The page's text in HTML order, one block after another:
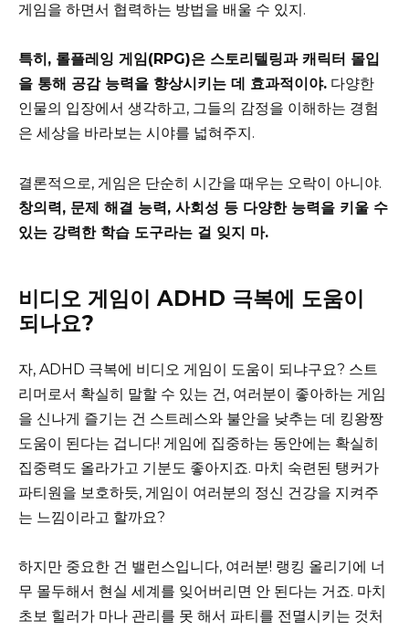
게임을 하면서 협력하는 방법을 배울 수 있지.
특히, 롤플레잉 게임(RPG)은 스토리텔링과 캐릭터 몰입
을 통해 공감 능력을 향상시키는 데 효과적이야. 다양한
인물의 입장에서 생각하고, 그들의 감정을 이해하는 경험
은 세상을 바라보는 시야를 넓혀주지.
결론적으로, 게임은 단순히 시간을 때우는 오락이 아니야.
창의력, 문제 해결 능력, 사회성 등 다양한 능력을 키울 수
있는 강력한 학습 도구라는 걸 잊지 마.
비디오 게임이 ADHD 극복에 도움이
되나요?
자, ADHD 극복에 비디오 게임이 도움이 되냐구요? 스트
리머로서 확실히 말할 수 있는 건, 여러분이 좋아하는 게임
을 신나게 즐기는 건 스트레스와 불안을 낮추는 데 킹왕짱
도움이 된다는 겁니다! 게임에 집중하는 동안에는 확실히
집중력도 올라가고 기분도 좋아지죠. 마치 숙련된 탱커가
파티원을 보호하듯, 게임이 여러분의 정신 건강을 지켜주
는 느낌이라고 할까요?
하지만 중요한 건 밸런스입니다, 여러분! 랭킹 올리기에 너
무 몰두해서 현실 세계를 잊어버리면 안 된다는 거죠. 마치
초보 힐러가 마나 관리를 못 해서 파티를 전멸시키는 것처